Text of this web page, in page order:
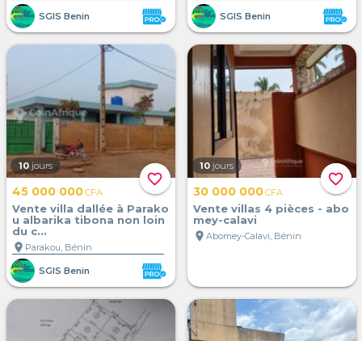
SGIS Benin SGIS Benin
favorite_border
10 jours
45 000 000CFA
Vente villa dallée à Parako
u albarika tibona non loin
du c...
location_on Parakou, Bénin
SGIS Benin
favorite_border
10 jours
30 000 000CFA
Vente villas 4 pièces - abo
mey-calavi
location_on Abomey-Calavi, Bénin